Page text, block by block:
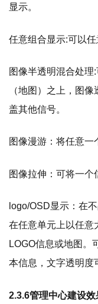
显示。
任意组合显示:可以任
图像半透明混合处
（地图）之上，图
盖其他信号。
图像漫游：将任意一
图像拉伸：可将一个
logo/OSD显示：在
在任意单元上以任意
LOGO信息或地图。
本信息，文字透明度
2.3.6管理中心建设效